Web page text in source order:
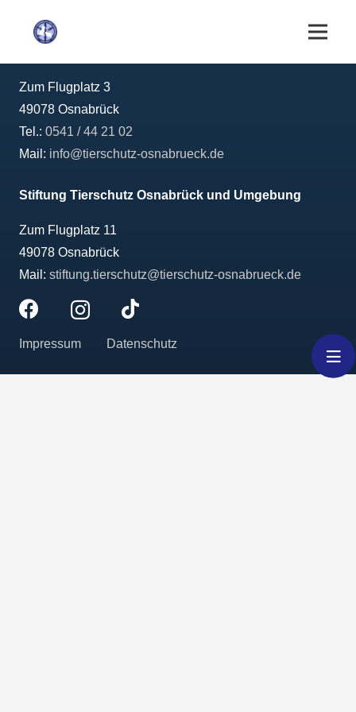
TIERSCHUTZ OSNABRÜCK UND UMGEBUNG E.V.
Zum Flugplatz 3
49078 Osnabrück
Tel.: 0541 / 44 21 02
Mail: info@tierschutz-osnabrueck.de
Stiftung Tierschutz Osnabrück und Umgebung
Zum Flugplatz 11
49078 Osnabrück
Mail: stiftung.tierschutz@tierschutz-osnabrueck.de
Impressum Datenschutz